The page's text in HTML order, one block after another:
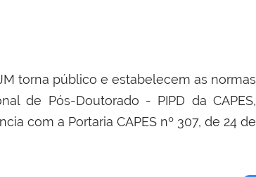
torna público e estabelecem as normas
de Pós-Doutorado - PIPD da CAPES,
com a Portaria CAPES nº 307, de 24 de